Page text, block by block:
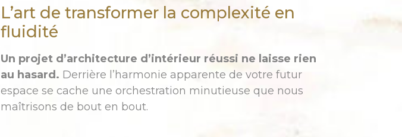
L’art de transformer la complexité en
fluidité
Un projet d’architecture d’intérieur réussi ne laisse rien
au hasard. Derrière l’harmonie apparente de votre futur
espace se cache une orchestration minutieuse que nous
maîtrisons de bout en bout.